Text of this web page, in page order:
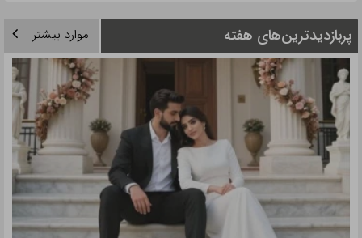
پربازدیدترین‌های هفته موارد بیشتر